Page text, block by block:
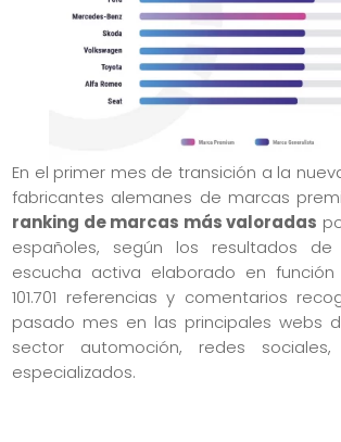
En el primer mes de transición a la
fabricantes alemanes de marcas
ranking de marcas más valoradas
españoles, según los resultados
escucha activa elaborado en
101.701 referencias y comentarios
pasado mes en las principales webs
sector automoción, redes
especializados.